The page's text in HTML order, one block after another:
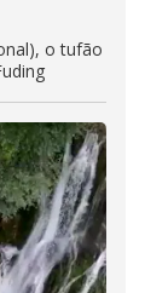
o tufão